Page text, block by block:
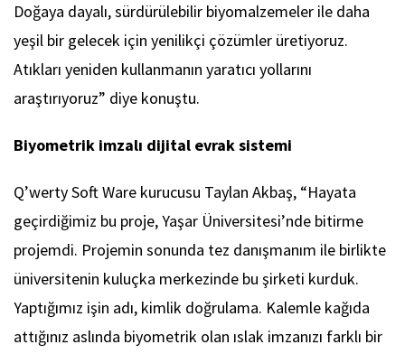
Doğaya dayalı, sürdürülebilir biyomalzemeler ile daha
yeşil bir gelecek için yenilikçi çözümler üretiyoruz.
Atıkları yeniden kullanmanın yaratıcı yollarını
araştırıyoruz” diye konuştu.
Biyometrik imzalı dijital evrak sistemi
Q’werty Soft Ware kurucusu Taylan Akbaş, “Hayata
geçirdiğimiz bu proje, Yaşar Üniversitesi’nde bitirme
projemdi. Projemin sonunda tez danışmanım ile birlikte
üniversitenin kuluçka merkezinde bu şirketi kurduk.
Yaptığımız işin adı, kimlik doğrulama. Kalemle kağıda
attığınız aslında biyometrik olan ıslak imzanızı farklı bir